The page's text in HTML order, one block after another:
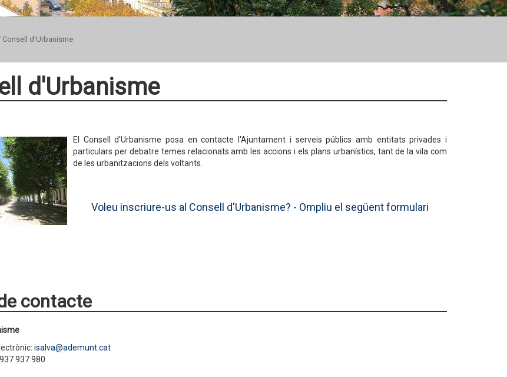
Consell d'Urbanisme
d'Urbanisme
El Consell d'Urbanisme posa en contacte l'Ajuntament i serveis públics amb entitats privades i
particulars per debatre temes relacionats amb les accions i els plans urbanístics, tant de la vila com
de les urbanitzacions dels voltants.
Voleu inscriure-us al Consell d'Urbanisme? - Ompliu el següent formulari
contacte
isalva@ademunt.cat
937 980